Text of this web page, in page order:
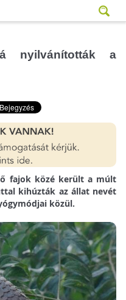
nyilvánították a
fajok közé került a múlt
kihúzták az állat nevét
közül.